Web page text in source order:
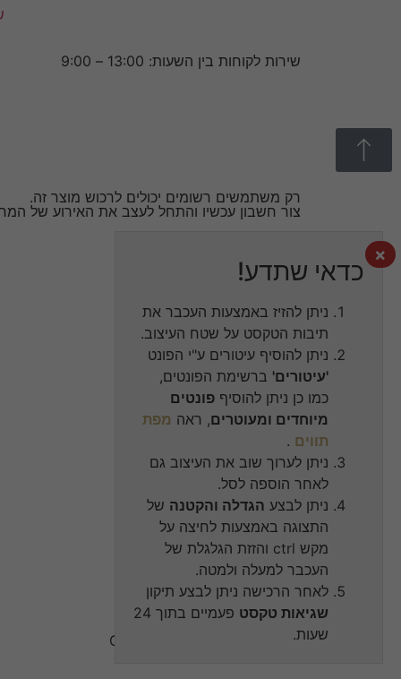
×
כדאי שתדע!
ניתן להזיז באמצעות העכבר את
תיבות הטקסט על שטח העיצוב.
ניתן להוסיף עיטורים ע"י הפונט
'עיטורים' ברשימת הפונטים,
כמו כן ניתן להוסיף פונטים
מיוחדים ומעוטרים, ראה מפת
תווים .
ניתן לערוך שוב את העיצוב גם
לאחר הוספה לסל.
ניתן לבצע הגדלה והקטנה של
התצוגה באמצעות לחיצה על
מקש ctrl והזזת הגלגלת של
העכבר למעלה ולמטה.
לאחר הרכישה ניתן לבצע תיקון
שגיאות טקסט
פעמיים בתוך 24
שעות.
שירות לקוחות בין השעות: 13:00 – 9:00
רק משתמשים רשומים יכולים לרכוש מוצר זה.
צור חשבון עכשיו והתחל לעצב את האירוע של